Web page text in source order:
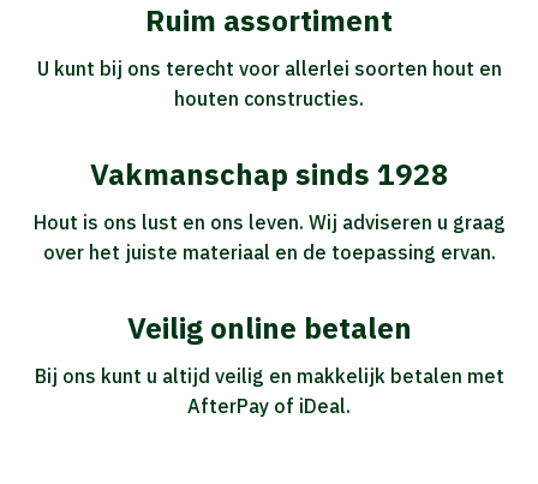
Ruim assortiment
U kunt bij ons terecht voor allerlei soorten hout en
houten constructies.
Vakmanschap sinds 1928
Hout is ons lust en ons leven. Wij adviseren u graag
over het juiste materiaal en de toepassing ervan.
Veilig online betalen
Bij ons kunt u altijd veilig en makkelijk betalen met
AfterPay of iDeal.